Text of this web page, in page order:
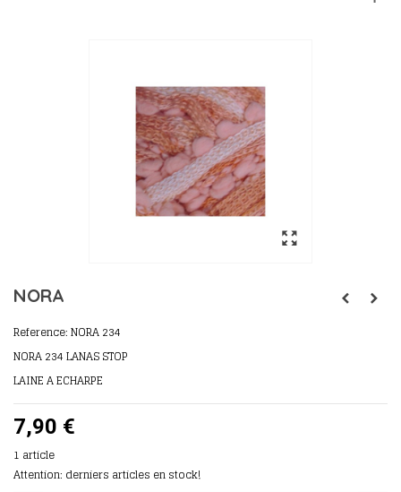
NORA
Reference:NORA 234
NORA 234 LANAS STOP
LAINE A ECHARPE
7,90 €
1 article
Attention: derniers articles en stock!